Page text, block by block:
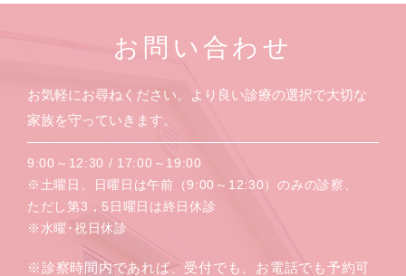
お問い合わせ
お気軽にお尋ねください。より良い診療の選択で大切な
家族を守っていきます。
9:00～12:30 / 17:00～19:00
※土曜日、日曜日は午前（9:00～12:30）のみの診察、
ただし第3，5日曜日は終日休診
※水曜･祝日休診
※診察時間内であれば、受付でも、お電話でも予約可